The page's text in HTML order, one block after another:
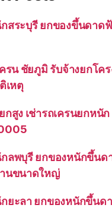
สระบุรี ยกของขึ้นดาด
รน ชัยภูมิ รับจ้างยกโค
เหตุ
กสูง เช่ารถเครนยกหนั
ลพบุรี ยกของหนักขึ้นด
นขนาดใหญ่
ยะลา ยกของหนักขึ้นด